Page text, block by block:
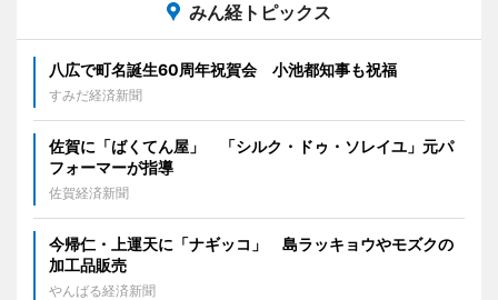
みん経トピックス
八広で町名誕生60周年祝賀会 小池都知事も祝福
すみだ経済新聞
佐賀に「ばくてん屋」 「シルク・ドゥ・ソレイユ」元パ
フォーマーが指導
佐賀経済新聞
今帰仁・上運天に「ナギッコ」 島ラッキョウやモズクの
加工品販売
やんばる経済新聞